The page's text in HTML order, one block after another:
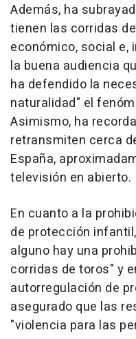
Además, ha
tienen las corridas
económico, social e,
la buena audiencia
ha defendido la
naturalidad" el
Asimismo, ha
retransmiten cerca
España,
televisión en abierto.
En cuanto a la
de protección
alguno hay una
corridas de toros" y
autorregulación de
asegurado que las
"violencia para las